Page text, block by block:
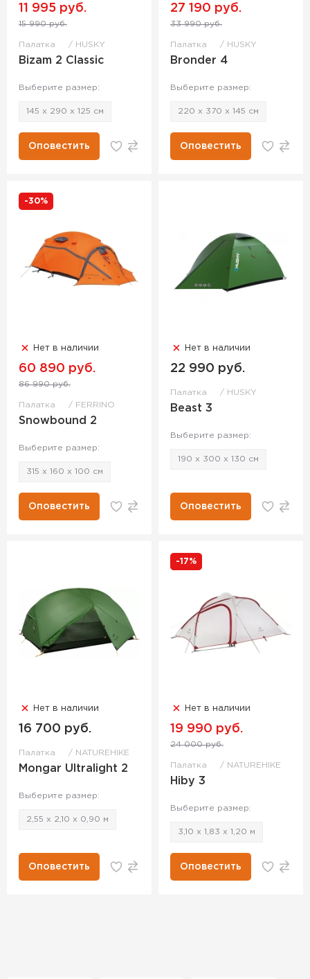
11 995 руб.
15 990 руб.
Палатка HUSKY
Bizam 2 Classic
Выберите размер:
145 x 290 x 125 см
Оповестить
27 190 руб.
33 990 руб.
Палатка HUSKY
Bronder 4
Выберите размер:
220 x 370 x 145 см
Оповестить
-30%
Нет в наличии
60 890 руб.
86 990 руб.
Палатка FERRINO
Snowbound 2
Выберите размер:
315 x 160 x 100 см
Оповестить
Нет в наличии
22 990 руб.
Палатка HUSKY
Beast 3
Выберите размер:
190 x 300 x 130 см
Оповестить
Нет в наличии
16 700 руб.
Палатка NATUREHIKE
Mongar Ultralight 2
Выберите размер:
2,55 х 2,10 х 0,90 м
Оповестить
-17%
Нет в наличии
19 990 руб.
24 000 руб.
Палатка NATUREHIKE
Hiby 3
Выберите размер:
3,10 х 1,83 х 1,20 м
Оповестить